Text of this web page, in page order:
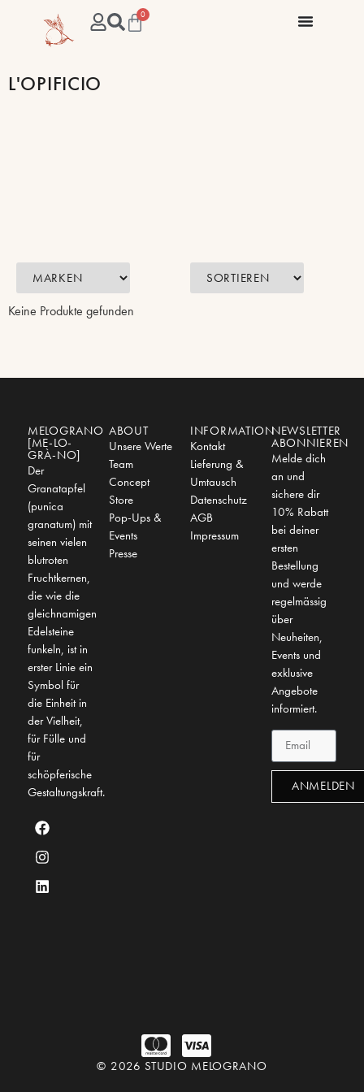
0
L'OPIFICIO
Keine Produkte gefunden
MELOGRANO
[ME-LO-
GRÀ-NO]
Der
Granatapfel
(punica
granatum) mit
seinen vielen
blutroten
Fruchtkernen,
die wie die
gleichnamigen
Edelsteine
funkeln, ist in
erster Linie ein
Symbol für
die Einheit in
der Vielheit,
für Fülle und
für
schöpferische
Gestaltungskraft.
ABOUT
Unsere Werte
Team
Concept
Store
Pop-Ups &
Events
Presse
INFORMATION
Kontakt
Lieferung &
Umtausch
Datenschutz
AGB
Impressum
NEWSLETTER
ABONNIEREN
Melde dich
an und
sichere dir
10% Rabatt
bei deiner
ersten
Bestellung
und werde
regelmässig
über
Neuheiten,
Events und
exklusive
Angebote
informiert.
ANMELDEN
© 2026 STUDIO MELOGRANO